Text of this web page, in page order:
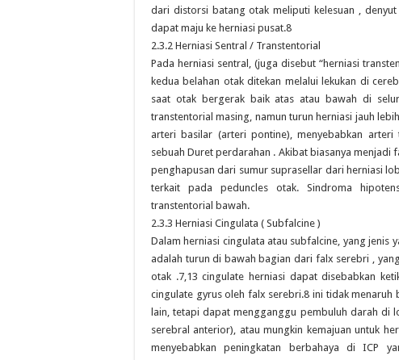
dari distorsi batang otak meliputi kelesuan ,
dapat maju ke herniasi pusat.8
2.3.2 Herniasi Sentral / Transtentorial
Pada herniasi sentral, (juga disebut “herniasi
kedua belahan otak ditekan melalui lekukan di
saat otak bergerak baik atas atau bawah di
transtentorial masing, namun turun herniasi jauh
arteri basilar (arteri pontine), menyebabkan
sebuah Duret perdarahan . Akibat biasanya
penghapusan dari sumur suprasellar dari herniasi
terkait pada peduncles otak. Sindroma
transtentorial bawah.
2.3.3 Herniasi Cingulata ( Subfalcine )
Dalam herniasi cingulata atau subfalcine, yang
adalah turun di bawah bagian dari falx serebri ,
otak .7,13 cingulate herniasi dapat disebabkan
cingulate gyrus oleh falx serebri.8 ini tidak menaruh
lain, tetapi dapat mengganggu pembuluh darah
serebral anterior), atau mungkin kemajuan untuk
menyebabkan peningkatan berbahaya di ICP